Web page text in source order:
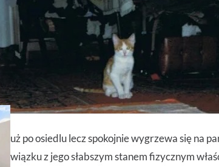
już po osiedlu lecz spokojnie wygrzewa się na
związku z jego słabszym stanem fizycznym